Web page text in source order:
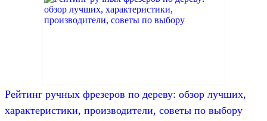
Рейтинг ручных фрезеров по дереву: обзор лучших,
характеристики, производители, советы по выбору